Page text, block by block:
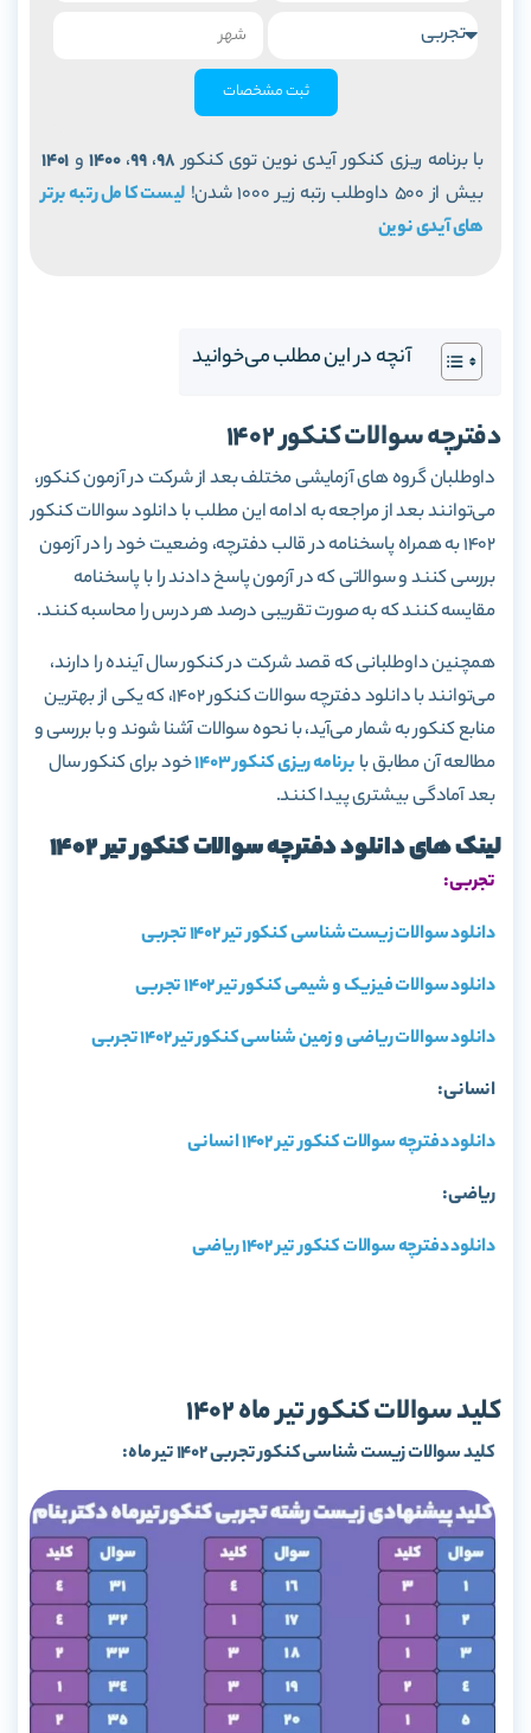
ثبت مشخصات
با برنامه ریزی کنکور آیدی نوین توی کنکور98،99،1400و 1401
بیش از 500 داوطلب رتبه زیر 1000 شدن!
لیست کامل رتبه برتر
های آیدی نوین
آنچه در این مطلب می‌خوانید
دفترچه سوالات کنکور 1402
داوطلبان گروه های آزمایشی مختلف بعد از شرکت در آزمون کنکور،
می‌توانند بعد از مراجعه به ادامه این مطلب با دانلود سوالات کنکور
1402 به همراه پاسخنامه در قالب دفترچه، وضعیت خود را در آزمون
بررسی کنند و سوالاتی که در آزمون پاسخ دادند را با پاسخنامه
مقایسه کنند که به صورت تقریبی درصد هر درس را محاسبه کنند.
همچنین داوطلبانی که قصد شرکت در کنکور سال آینده را دارند،
می‌توانند با دانلود دفترچه سوالات کنکور 1402، که یکی از بهترین
منابع کنکور به شمار می‌آید، با نحوه سوالات آشنا شوند و با بررسی و
مطالعه آن مطابق با برنامه ریزی کنکور 1403
خود برای کنکور سال
بعد آمادگی بیشتری پیدا کنند.
لینک های دانلود دفترچه سوالات کنکور تیر 1402
تجربی:
دانلود سوالات زیست شناسی کنکور تیر 1402 تجربی
دانلود سوالات فیزیک و شیمی کنکور تیر 1402 تجربی
دانلود سوالات ریاضی و زمین شناسی کنکور تیر 1402 تجربی
انسانی:
دانلود دفترچه سوالات کنکور تیر 1402 انسانی
ریاضی:
دانلود دفترچه سوالات کنکور تیر 1402 ریاضی
کلید سوالات کنکور تیر ماه 1402
کلید سوالات زیست شناسی کنکور تجربی 1402 تیر ماه: